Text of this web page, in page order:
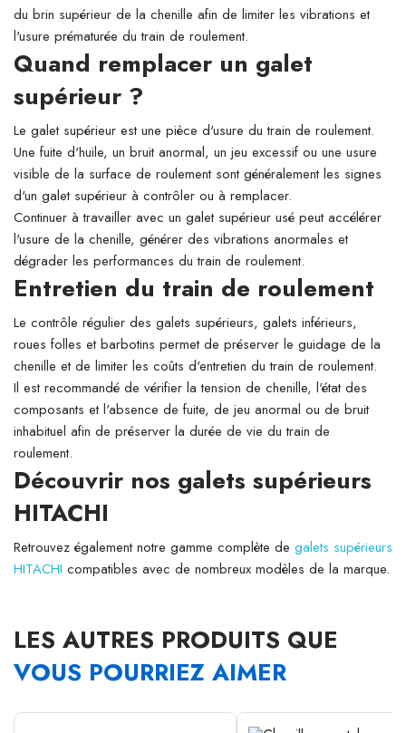
du brin supérieur de la chenille afin de limiter les vibrations et
l'usure prématurée du train de roulement.
Quand remplacer un galet
supérieur ?
Le galet supérieur est une pièce d'usure du train de roulement.
Une fuite d'huile, un bruit anormal, un jeu excessif ou une usure
visible de la surface de roulement sont généralement les signes
d'un galet supérieur à contrôler ou à remplacer.
Continuer à travailler avec un galet supérieur usé peut accélérer
l'usure de la chenille, générer des vibrations anormales et
dégrader les performances du train de roulement.
Entretien du train de roulement
Le contrôle régulier des galets supérieurs, galets inférieurs,
roues folles et barbotins permet de préserver le guidage de la
chenille et de limiter les coûts d'entretien du train de roulement.
Il est recommandé de vérifier la tension de chenille, l'état des
composants et l'absence de fuite, de jeu anormal ou de bruit
inhabituel afin de préserver la durée de vie du train de
roulement.
Découvrir nos galets supérieurs
HITACHI
Retrouvez également notre gamme complète de galets supérieurs
HITACHI compatibles avec de nombreux modèles de la marque.
LES AUTRES PRODUITS QUE
VOUS POURRIEZ AIMER